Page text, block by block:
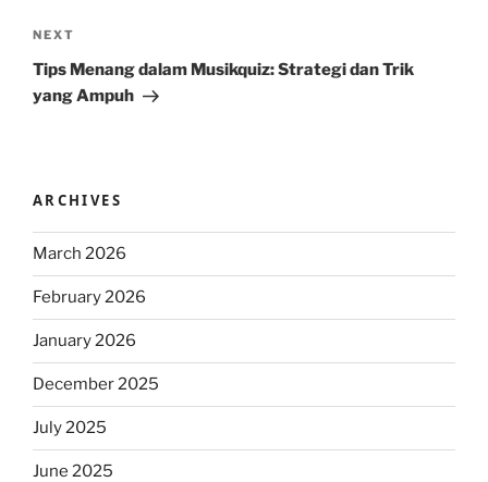
Next
Post
NEXT
Tips Menang dalam Musikquiz: Strategi dan Trik
yang Ampuh
ARCHIVES
March 2026
February 2026
January 2026
December 2025
July 2025
June 2025